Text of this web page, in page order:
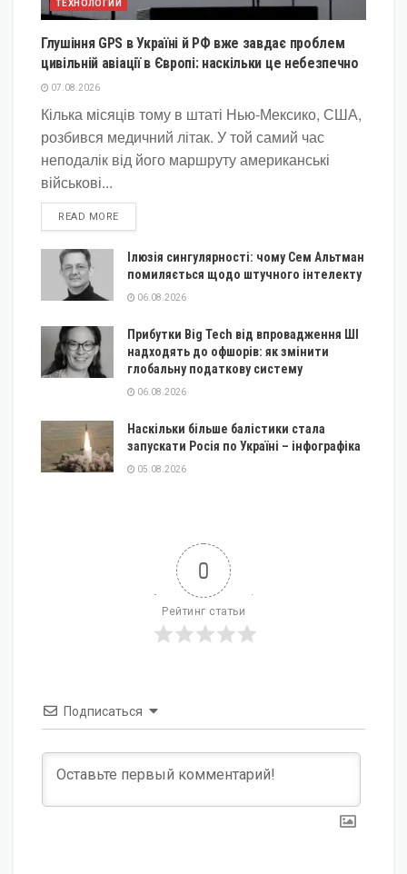
ТЕХНОЛОГИИ
Глушіння GPS в Україні й РФ вже завдає проблем
цивільній авіації в Європі: наскільки це небезпечно
07.08.2026
Кілька місяців тому в штаті Нью-Мексико, США,
розбився медичний літак. У той самий час
неподалік від його маршруту американські
військові...
READ MOREDETAILS
Ілюзія сингулярності: чому Сем Альтман
помиляється щодо штучного інтелекту
06.08.2026
Прибутки Big Tech від впровадження ШІ
надходять до офшорів: як змінити
глобальну податкову систему
06.08.2026
Наскільки більше балістики стала
запускати Росія по Україні – інфографіка
05.08.2026
0
Рейтинг статьи
Подписаться